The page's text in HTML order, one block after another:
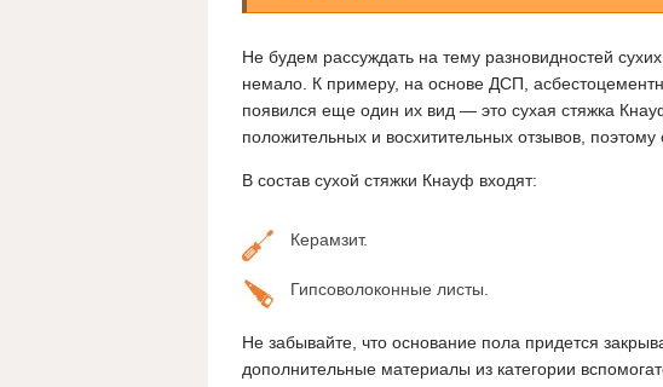
Не будем рассуждать на тему разновидностей
немало. К примеру, на основе ДСП,
появился еще один их вид — это сухая стяжка
положительных и восхитительных отзывов,
В состав сухой стяжки Кнауф входят:
Керамзит.
Гипсоволоконные листы.
Не забывайте, что основание пола придется
дополнительные материалы из категории